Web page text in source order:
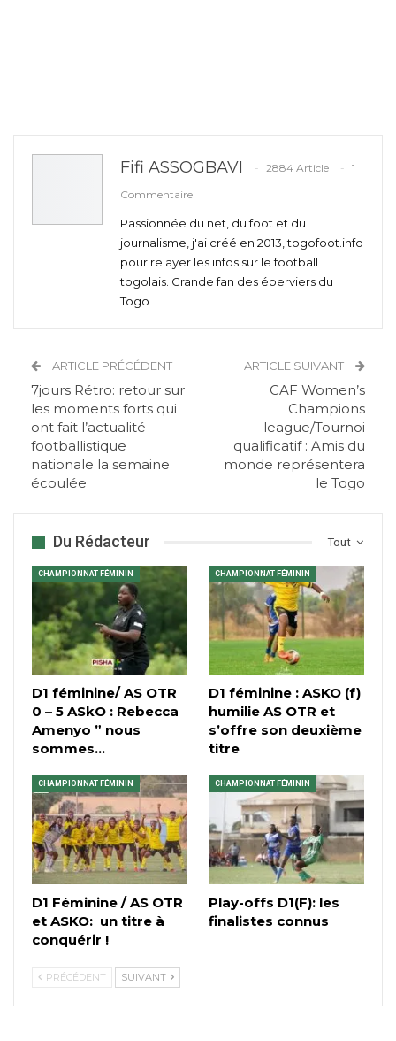
Fifi ASSOGBAVI 2884 Article
1
Commentaire
Passionnée du net, du foot et du
journalisme, j'ai créé en 2013, togofoot.info
pour relayer les infos sur le football
togolais. Grande fan des éperviers du
Togo
ARTICLE PRÉCÉDENT
7jours Rétro: retour sur
les moments forts qui
ont fait l’actualité
footballistique
nationale la semaine
écoulée
ARTICLE SUIVANT
CAF Women’s
Champions
league/Tournoi
qualificatif : Amis du
monde représentera
le Togo
Tout
Du Rédacteur
CHAMPIONNAT FÉMININ
D1 féminine/ AS OTR
0 – 5 ASkO : Rebecca
Amenyo ” nous
sommes…
CHAMPIONNAT FÉMININ
D1 féminine : ASKO (f)
humilie AS OTR et
s’offre son deuxième
titre
CHAMPIONNAT FÉMININ
D1 Féminine / AS OTR
et ASKO: un titre à
conquérir !
CHAMPIONNAT FÉMININ
Play-offs D1(F): les
finalistes connus
PRÉCÉDENT SUIVANT